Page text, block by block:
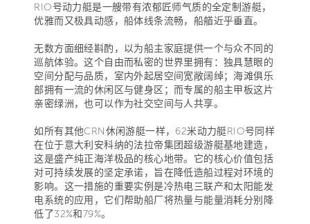
RIO号动力艇是一艘带有浓郁匠师气质的全定制游艇，
优雅而又极具动感，船体线条流畅，船艏近乎垂直。
无数方面细经斟酌，以为船主家庭提供一个与众不同的
巡航体验。这个自由而私密的世界里拥有：独具慧眼的
空间分配与品质，室内外起居空间宽敞阔绰；海滩俱乐
部拥有一流的休闲区与健身区；而专属的船主甲板这片
亲密绿洲，也可以作为社交空间与人共享。
如所有其他CRN休闲游艇一样，62米动力艇RIO号同样
在位于意大利安科纳的法拉帝集团超级游艇基地建造，
这是盛产纯正海洋极品的核心地带。它的核心价值包括
对可持续发展的坚定承诺，旨在降低造船过程对环境的
影响。这一措施的重要实例是冷热电三联产和太阳能发
电系统的应用，它们帮助船厂将热量与能量消耗分别降
低了32%和79%。